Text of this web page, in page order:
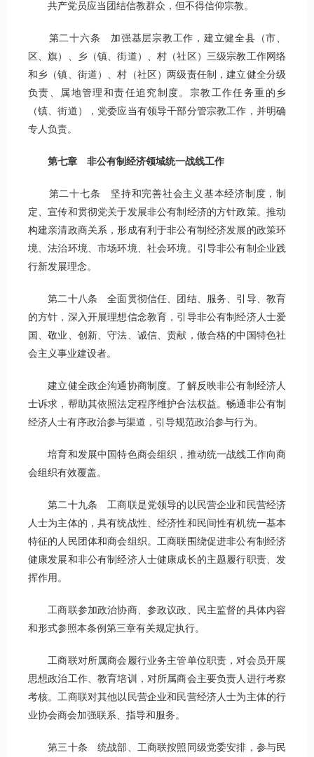
共产党员应当团结信教群众，但不得信仰宗教。
第二十六条 加强基层宗教工作，建立健全县（市、
区、旗）、乡（镇、街道）、村（社区）三级宗教工作网络
和乡（镇、街道）、村（社区）两级责任制，建立健全分级
负责、属地管理和责任追究制度。宗教工作任务重的乡
（镇、街道），党委应当有领导干部分管宗教工作，并明确
专人负责。
第七章 非公有制经济领域统一战线工作
第二十七条 坚持和完善社会主义基本经济制度，制
定、宣传和贯彻党关于发展非公有制经济的方针政策。推动
构建亲清政商关系，形成有利于非公有制经济发展的政策环
境、法治环境、市场环境、社会环境。引导非公有制企业践
行新发展理念。
第二十八条 全面贯彻信任、团结、服务、引导、教育
的方针，深入开展理想信念教育，引导非公有制经济人士爱
国、敬业、创新、守法、诚信、贡献，做合格的中国特色社
会主义事业建设者。
建立健全政企沟通协商制度。了解反映非公有制经济人
士诉求，帮助其依照法定程序维护合法权益。畅通非公有制
经济人士有序政治参与渠道，引导规范政治参与行为。
培育和发展中国特色商会组织，推动统一战线工作向商
会组织有效覆盖。
第二十九条 工商联是党领导的以民营企业和民营经济
人士为主体的，具有统战性、经济性和民间性有机统一基本
特征的人民团体和商会组织。工商联围绕促进非公有制经济
健康发展和非公有制经济人士健康成长的主题履行职责、发
挥作用。
工商联参加政治协商、参政议政、民主监督的具体内容
和形式参照本条例第三章有关规定执行。
工商联对所属商会履行业务主管单位职责，对会员开展
思想政治工作、教育培训，对所属商会主要负责人进行考察
考核。工商联对其他以民营企业和民营经济人士为主体的行
业协会商会加强联系、指导和服务。
第三十条 统战部、工商联按照同级党委安排，参与民